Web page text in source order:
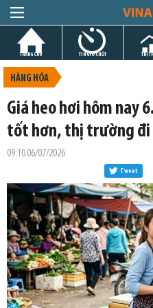
TRANG CHỦ TIN GIỜ CHÓT THỊ
HÀNG HÓA
Giá heo hơi hôm nay
tốt hơn, thị trường đi
09:10 06/07/2026
Tweet